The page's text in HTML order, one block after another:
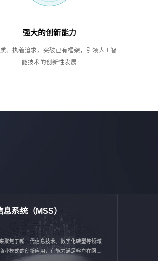
强大的创新能力
、执着追求，突破已有框架，引领人工智
能技术的创新性发展
息系统（MSS）
聚焦于新一代信息技术、数字化转型等领域
业模式的创新应用，有能力满足客户在网络